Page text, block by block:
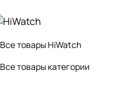
Все товары HiWatch
Все товары категории